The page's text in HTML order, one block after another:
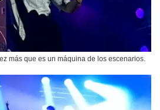
más que es un máquina de los escenarios.